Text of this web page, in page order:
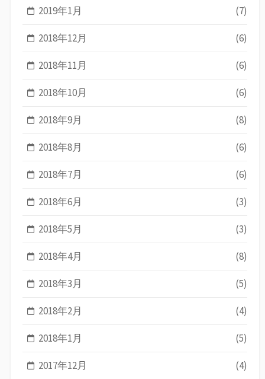
2019年1月 (7)
2018年12月 (6)
2018年11月 (6)
2018年10月 (6)
2018年9月 (8)
2018年8月 (6)
2018年7月 (6)
2018年6月 (3)
2018年5月 (3)
2018年4月 (8)
2018年3月 (5)
2018年2月 (4)
2018年1月 (5)
2017年12月 (4)